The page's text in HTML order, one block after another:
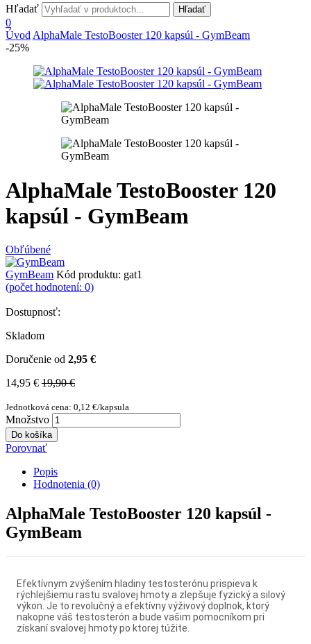
Hľadať Hľadať
0
Úvod AlphaMale TestoBooster 120 kapsúl - GymBeam
-25%
AlphaMale TestoBooster 120
kapsúl - GymBeam
Obľúbené
GymBeam Kód produktu: gat1
(počet hodnotení: 0)
Dostupnosť:
Skladom
Doručenie od 2,95 €
14,95 € 19,90 €
Jednotková cena: 0,12 €/kapsula
Množstvo
Do košíka
Porovnať
Popis
Hodnotenia (0)
AlphaMale TestoBooster 120 kapsúl -
GymBeam
Efektívnym zvýšením hladiny testosterónu prispieva k
rýchlejšiemu rastu svalovej hmoty a zlepšuje fyzický a silový
výkon. Je to revolučný a efektívny výživový doplnok, ktorý
nakopne váš testosterón a bude vašim pomocníkom pri
získaní svalovej hmoty po ktorej túžite.